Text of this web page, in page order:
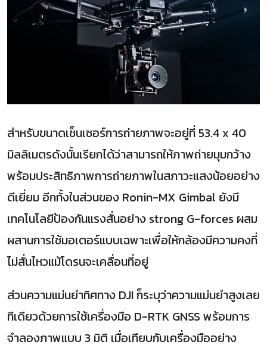
สำหรับขนาดเซ็นเซอร์การถ่ายภาพจะอยู่ที่ 53.4 x 40
มิลลิเมตรดังนั้นเรียกได้ว่าสามารถให้ภาพถ่ายมุมกว้าง
พร้อมประสิทธิภาพการถ่ายภาพในสภาวะแสงน้อยอย่าง
ดีเยี่ยม อีกทั้งในส่วนของ Ronin-MX Gimbal ยังมี
เทคโนโลยีป้องกันแรงสั่นอย่าง strong G-forces ผสม
ผสานการใช้มอเตอร์แบบเฉพาะเพื่อให้กล้องมีความคงที่
ไม่สั่นไหวแม้โดรนจะเคลื่อนที่อยู่
ส่วนความแม่นยำทิศทาง DJI ก็ระบุว่าความแม่นยำสูงเลย
ทีเดียวด้วยการใช้เครื่องมือ D-RTK GNSS พร้อมการ
จำลองภาพแบบ 3 มิติ เมื่อเทียบกับเครื่องมืออย่าง